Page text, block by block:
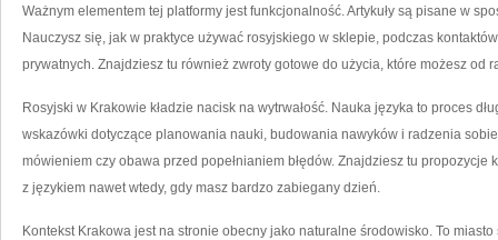
Ważnym elementem tej platformy jest funkcjonalność. Artykuły są pisane w
Nauczysz się, jak w praktyce używać rosyjskiego w sklepie, podczas
prywatnych. Znajdziesz tu również zwroty gotowe do użycia, które możesz od
Rosyjski w Krakowie kładzie nacisk na wytrwałość. Nauka języka to proces
wskazówki dotyczące planowania nauki, budowania nawyków i radzenia
mówieniem czy obawa przed popełnianiem błędów. Znajdziesz tu propozycje
z językiem nawet wtedy, gdy masz bardzo zabiegany dzień.
Kontekst Krakowa jest na stronie obecny jako naturalne środowisko. To